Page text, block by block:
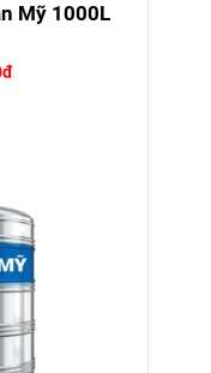
Mỹ 1000L